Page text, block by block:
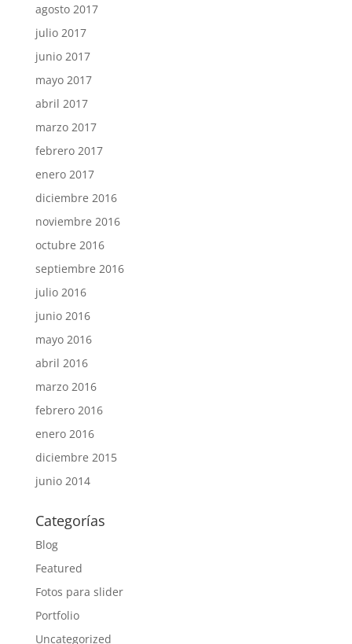
agosto 2017
julio 2017
junio 2017
mayo 2017
abril 2017
marzo 2017
febrero 2017
enero 2017
diciembre 2016
noviembre 2016
octubre 2016
septiembre 2016
julio 2016
junio 2016
mayo 2016
abril 2016
marzo 2016
febrero 2016
enero 2016
diciembre 2015
junio 2014
Categorías
Blog
Featured
Fotos para slider
Portfolio
Uncategorized